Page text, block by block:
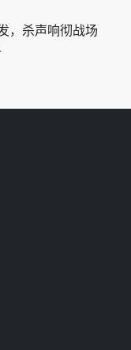
，杀声响彻战场